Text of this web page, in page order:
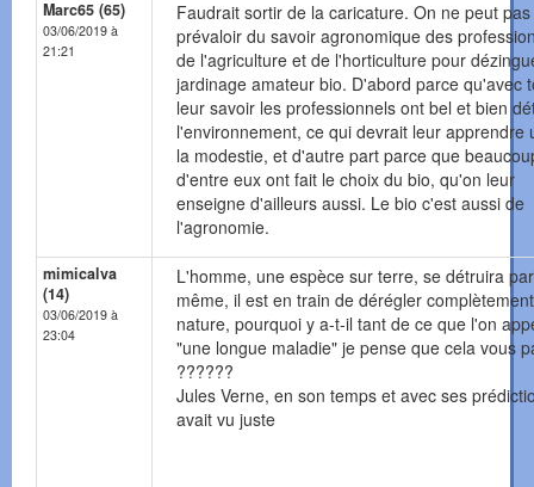
Marc65 (65)
03/06/2019 à
21:21
Faudrait sortir de la caricature. On ne peut
prévaloir du savoir agronomique des
de l'agriculture et de l'horticulture pour
jardinage amateur bio. D'abord parce qu'avec
leur savoir les professionnels ont bel et bien
l'environnement, ce qui devrait leur apprendre
la modestie, et d'autre part parce que
d'entre eux ont fait le choix du bio, qu'on leur
enseigne d'ailleurs aussi. Le bio c'est aussi de
l'agronomie.
mimicalva
(14)
03/06/2019 à
23:04
L'homme, une espèce sur terre, se détruira
même, il est en train de dérégler
nature, pourquoi y a-t-il tant de ce que l'on
"une longue maladie" je pense que cela vous
??????
Jules Verne, en son temps et avec ses
avait vu juste